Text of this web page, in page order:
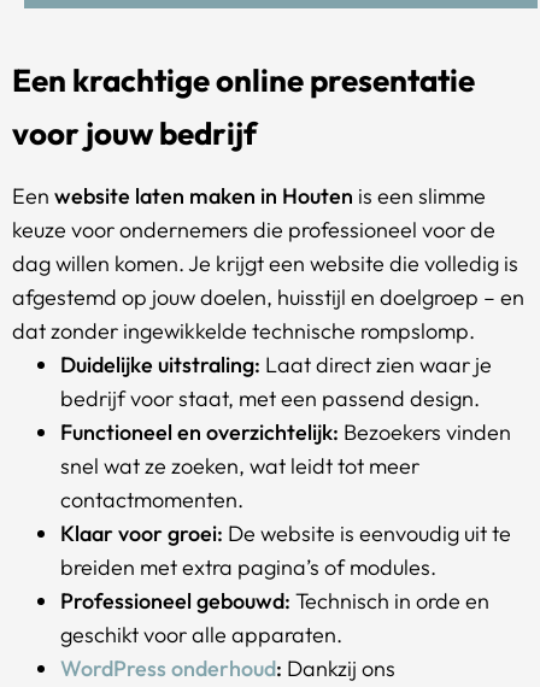
Een krachtige online presentatie
voor jouw bedrijf
Een website laten maken in Houten is een slimme
keuze voor ondernemers die professioneel voor de
dag willen komen. Je krijgt een website die volledig is
afgestemd op jouw doelen, huisstijl en doelgroep – en
dat zonder ingewikkelde technische rompslomp.
Duidelijke uitstraling: Laat direct zien waar je
bedrijf voor staat, met een passend design.
Functioneel en overzichtelijk: Bezoekers vinden
snel wat ze zoeken, wat leidt tot meer
contactmomenten.
Klaar voor groei: De website is eenvoudig uit te
breiden met extra pagina’s of modules.
Professioneel gebouwd: Technisch in orde en
geschikt voor alle apparaten.
WordPress onderhoud: Dankzij ons